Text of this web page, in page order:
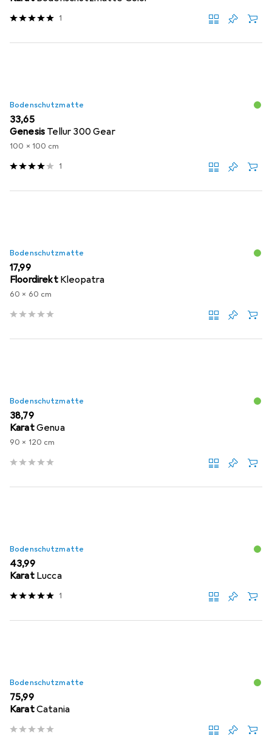
1
Bodenschutzmatte
EUR
33,65
Genesis Tellur 300 Gear
100 x 100 cm
1
Bodenschutzmatte
EUR
17,99
Floordirekt Kleopatra
60 x 60 cm
Bodenschutzmatte
EUR
38,79
KaratGenua
90 x 120 cm
Bodenschutzmatte
EUR
43,99
Karat Lucca
1
Bodenschutzmatte
EUR
75,99
KaratCatania